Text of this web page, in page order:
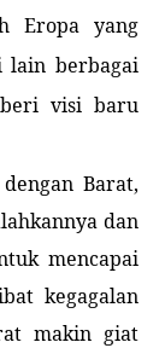
Eropa yang
lain berbagai
visi baru
Barat,
dan
mencapai
kegagalan
makin giat